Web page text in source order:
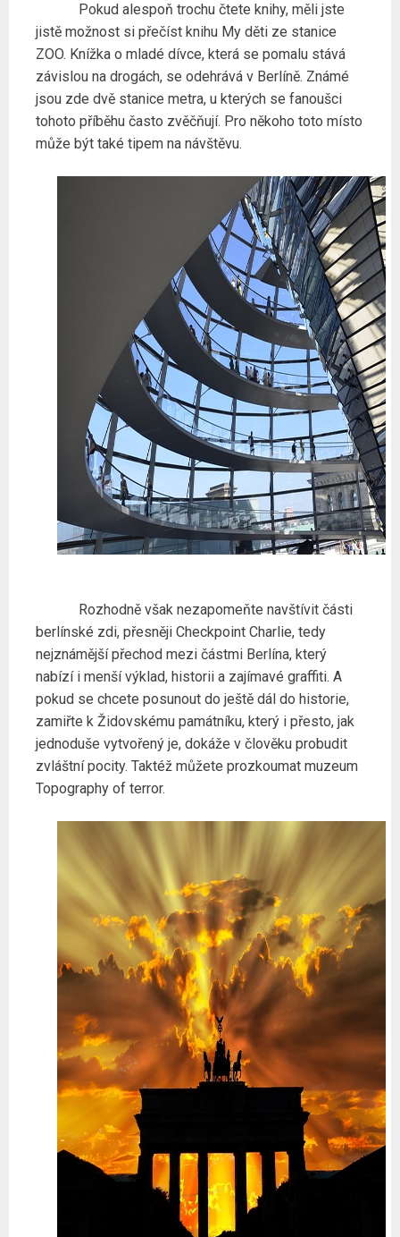
Pokud alespoň trochu čtete knihy, měli jste
jistě možnost si přečíst knihu My děti ze stanice
ZOO. Knížka o mladé dívce, která se pomalu stává
závislou na drogách, se odehrává v Berlíně. Známé
jsou zde dvě stanice metra, u kterých se fanoušci
tohoto příběhu často zvěčňují. Pro někoho toto místo
může být také tipem na návštěvu.
Rozhodně však nezapomeňte navštívit části
berlínské zdi, přesněji Checkpoint Charlie, tedy
nejznámější přechod mezi částmi Berlína, který
nabízí i menší výklad, historii a zajímavé graffiti. A
pokud se chcete posunout do ještě dál do historie,
zamiřte k Židovskému památníku, který i přesto, jak
jednoduše vytvořený je, dokáže v člověku probudit
zvláštní pocity. Taktéž můžete prozkoumat muzeum
Topography of terror.